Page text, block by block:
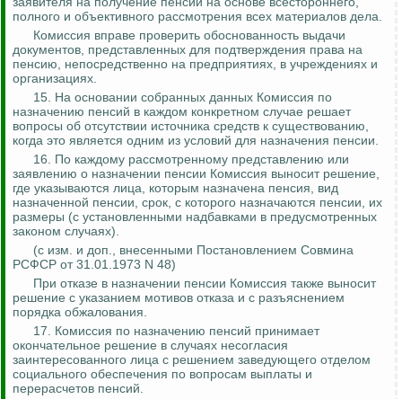
полного и объективного рассмотрения всех материалов дела.
Комиссия вправе проверить обоснованность выдачи
документов, представленных для подтверждения права на
пенсию, непосредственно на предприятиях, в учреждениях и
организациях.
15. На основании собранных данных Комиссия по
назначению пенсий в каждом конкретном случае решает
вопросы об отсутствии источника средств к существованию,
когда это является одним из условий для назначения пенсии.
16. По каждому рассмотренному представлению или
заявлению о назначении пенсии Комиссия выносит решение,
где указываются лица, которым назначена пенсия, вид
назначенной пенсии, срок, с которого назначаются пенсии, их
размеры (с установленными надбавками в предусмотренных
законом случаях).
(с изм. и доп., внесенными Постановлением Совмина
РСФСР от 31.01.1973 N 48)
При отказе в назначении пенсии Комиссия также выносит
решение с указанием мотивов отказа и с разъяснением
порядка обжалования.
17. Комиссия по назначению пенсий принимает
окончательное решение в случаях несогласия
заинтересованного лица с решением заведующего отделом
социального обеспечения по вопросам выплаты и
перерасчетов пенсий.